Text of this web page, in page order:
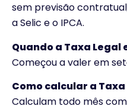
sem previsão
a Selic e o IPCA.
Quando a Taxa Legal
Começou a valer em
Comocalcular a
Calculam todo mês